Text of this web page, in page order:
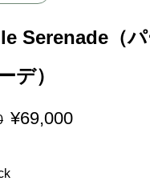
Serenade（
デ）
¥69,000